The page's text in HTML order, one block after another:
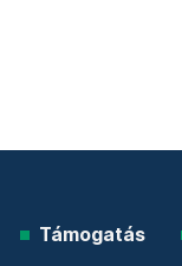
Támogatás